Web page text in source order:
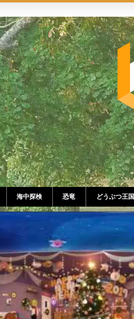
海中探検 恐竜 どうぶつ王国